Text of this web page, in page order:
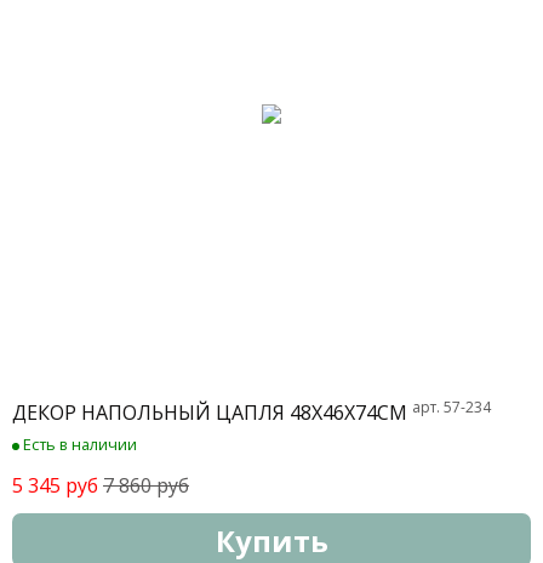
ДЕКОР НАПОЛЬНЫЙ ЦАПЛЯ 48Х46Х74СМ арт. 57-234
Есть в наличии
5 345 руб 7 860 руб
Купить